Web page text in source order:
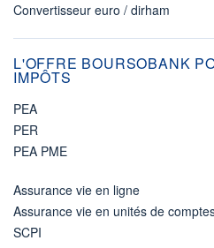
Convertisseur euro / dirham
L'OFFRE BOURSOBANK
IMPÔTS
PEA
PER
PEA PME
Assurance vie en ligne
Assurance vie en unités de
SCPI